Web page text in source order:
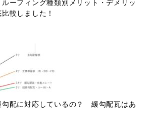
ルーフィング種類別メリット・デメリッ
較しました！
勾配に対応しているの？ 緩勾配瓦はあ